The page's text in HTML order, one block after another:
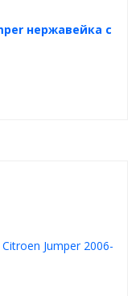
нержавейка с